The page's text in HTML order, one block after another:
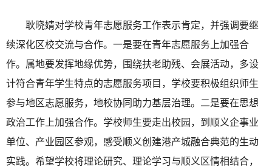
耿晓婧对学校青年志愿服务工作表示肯定，并强调要继
续深化区校交流与合作。一是要在青年志愿服务上加强合
作。属地要发挥地缘优势，围绕扶老助残、会展活动，多设
计符合青年学生特点的志愿服务项目，学校要积极组织师生
参与地区志愿服务，地校协同助力基层治理。二是要在思想
政治工作上加强合作。学校师生要走出校园，到顺义企事业
单位、产业园区参观，感受顺义创建港产城融合典范的生动
实践。希望学校将理论研究、理论学习与顺义区情相结合，